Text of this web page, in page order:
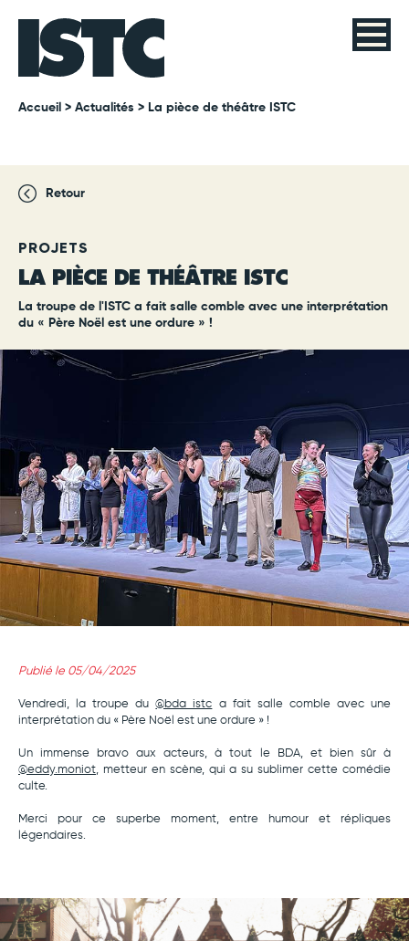
Accueil > Actualités > La pièce de théâtre ISTC
Retour
PROJETS
LA PIÈCE DE THÉÂTRE ISTC
La troupe de l'ISTC a fait salle comble avec une interprétation
du « Père Noël est une ordure » !
Publié le 05/04/2025
Vendredi, la troupe du@bda_istc a fait salle comble avec une
interprétation du « Père Noël est une ordure » !
Un immense bravo aux acteurs, à tout le BDA, et bien sûr à
@eddy.moniot, metteur en scène, qui a su sublimer cette comédie
culte.
Merci pour ce superbe moment, entre humour et répliques
légendaires.